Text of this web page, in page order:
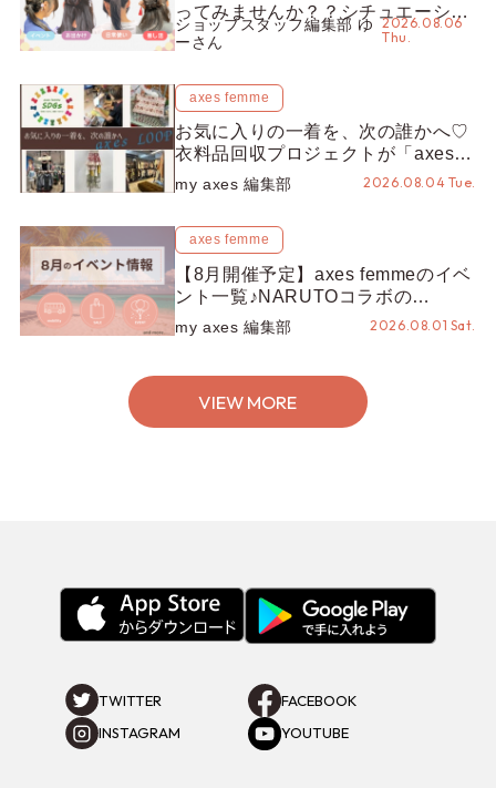
ってみませんか？？シチュエーショ
ン別“かんざし”のオススメ【ショッ
プスタッフ編集部】
ショップスタッフ編集部 ゆ
ーさん
2026.08.06
Thu.
axes femme
お気に入りの一着を、次の誰かへ♡
衣料品回収プロジェクトが「axes
LOOP」にアップデート！活用する
とポイントが手に入る◎
my axes 編集部 2026.08.04 Tue.
axes femme
【8月開催予定】axes femmeのイベ
ント一覧♪NARUTOコラボの
REZEN POPUPから、プチYour
Stage.、ティーパーティまで！8月
my axes 編集部 2026.08.01 Sat.
VIEW MORE
TWITTER
FACEBOOK
INSTAGRAM
YOUTUBE